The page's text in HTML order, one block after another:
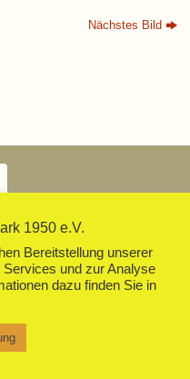
Nächstes Bild
von Tempera
1950 e.V.
Bereitstellung unserer
und zur Analyse
dazu finden Sie in